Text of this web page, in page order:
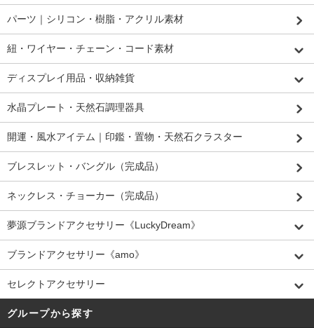
パーツ｜シリコン・樹脂・アクリル素材
紐・ワイヤー・チェーン・コード素材
ディスプレイ用品・収納雑貨
水晶プレート・天然石調理器具
開運・風水アイテム｜印鑑・置物・天然石クラスター
ブレスレット・バングル（完成品）
ネックレス・チョーカー（完成品）
夢源ブランドアクセサリー《LuckyDream》
ブランドアクセサリー《amo》
セレクトアクセサリー
グループから探す